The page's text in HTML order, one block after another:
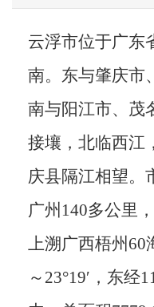
云浮市位于广东
南。东与肇庆市
南与阳江市、茂
接壤，北临西江
庆县隔江相望。
广州140多公里
上溯广西梧州60
～23°19′，东经